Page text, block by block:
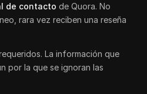
de contacto de Quora. No
rara vez reciben una reseña
La información que
por la que se ignoran las